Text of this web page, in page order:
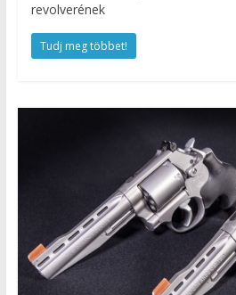
revolverének
Tudj meg többet!